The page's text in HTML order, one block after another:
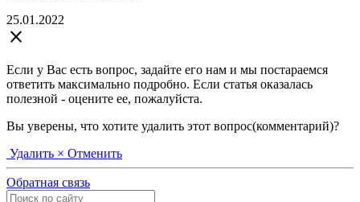
25.01.2022
close
Если у Вас есть вопрос, задайте его нам и мы постараемся
ответить максимально подробно. Если статья оказалась
полезной - оцените ее, пожалуйста.
Вы уверены, что хотите удалить этот вопрос(комментарий)?
Удалить × Отменить
Обратная связь